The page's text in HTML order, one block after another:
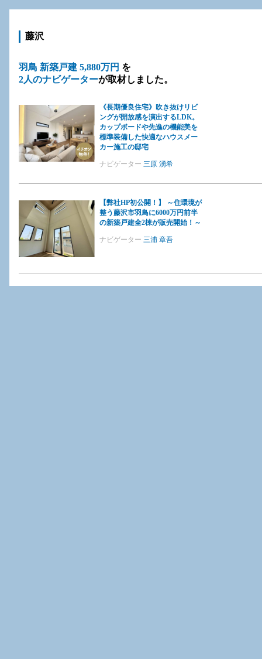
藤沢
羽鳥 新築戸建 5,880万円 を
2人のナビゲーターが取材しました。
《長期優良住宅》吹き抜けリビ
ングが開放感を演出するLDK。
カップボードや先進の機能美を
標準装備した快適なハウスメー
カー施工の邸宅
ナビゲーター 三原 湧希
【弊社HP初公開！】 ～住環境が
整う藤沢市羽鳥に6000万円前半
の新築戸建全2棟が販売開始！～
ナビゲーター 三浦 章吾